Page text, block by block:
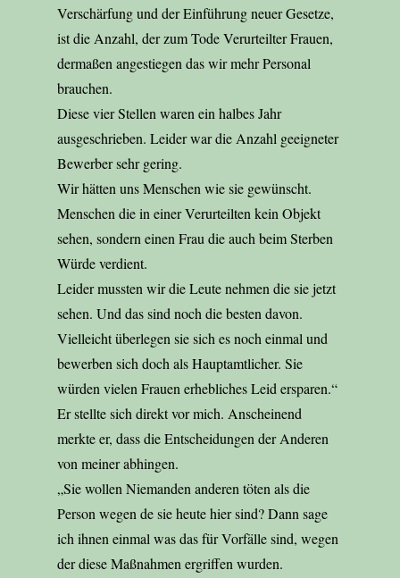
Verschärfung und der Einführung neuer Gesetze,
ist die Anzahl, der zum Tode Verurteilter Frauen,
dermaßen angestiegen das wir mehr Personal
brauchen.
Diese vier Stellen waren ein halbes Jahr
ausgeschrieben. Leider war die Anzahl geeigneter
Bewerber sehr gering.
Wir hätten uns Menschen wie sie gewünscht.
Menschen die in einer Verurteilten kein Objekt
sehen, sondern einen Frau die auch beim Sterben
Würde verdient.
Leider mussten wir die Leute nehmen die sie jetzt
sehen. Und das sind noch die besten davon.
Vielleicht überlegen sie sich es noch einmal und
bewerben sich doch als Hauptamtlicher. Sie
würden vielen Frauen erhebliches Leid ersparen.“
Er stellte sich direkt vor mich. Anscheinend
merkte er, dass die Entscheidungen der Anderen
von meiner abhingen.
„Sie wollen Niemanden anderen töten als die
Person wegen de sie heute hier sind? Dann sage
ich ihnen einmal was das für Vorfälle sind, wegen
der diese Maßnahmen ergriffen wurden.